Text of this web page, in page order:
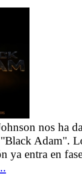
nos ha
Adam".
ya entra en